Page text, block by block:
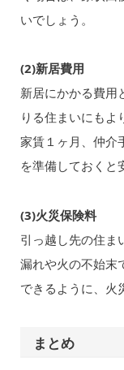
いでしょう。
(2)新居費用
新居にかかる費用
りる住まいにも
家賃１ヶ月、仲介
を準備しておくと
(3)火災保険料
引っ越し先の住ま
漏れや火の不始末
できるように、火
まとめ